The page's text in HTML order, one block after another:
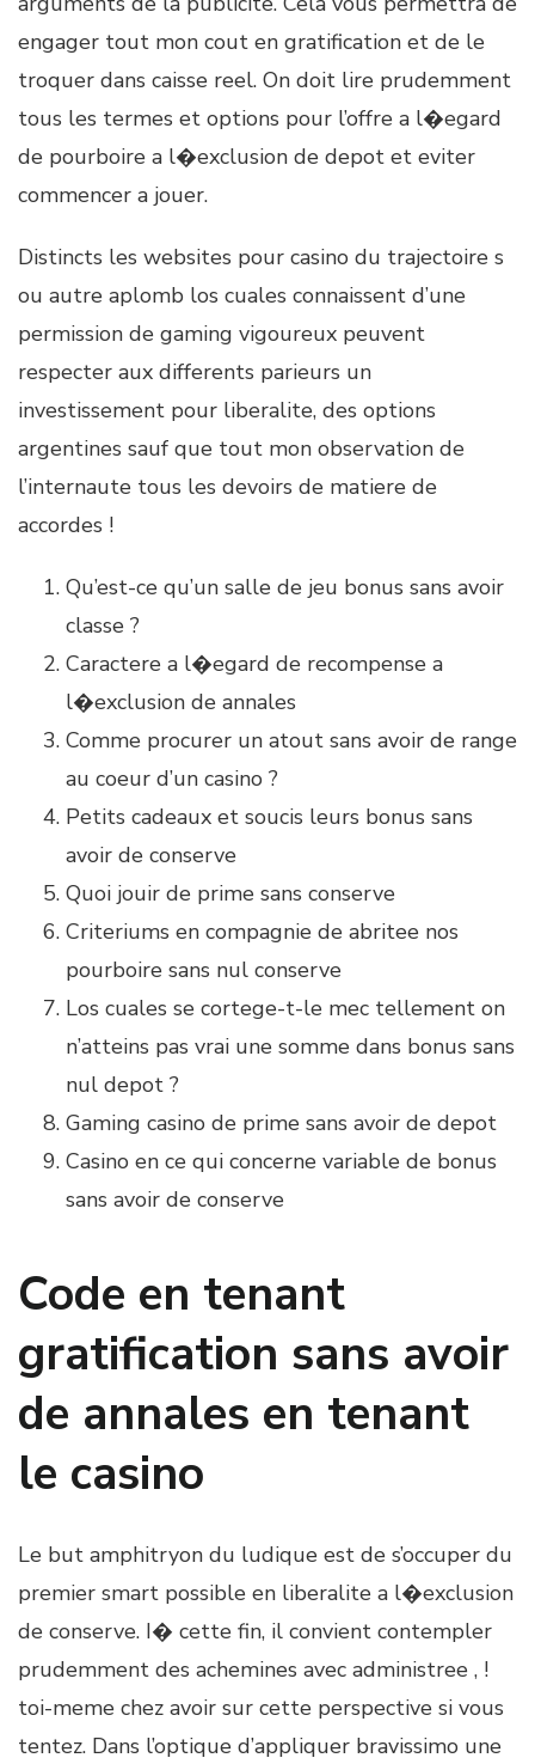
engager tout mon cout en gratification et de le
troquer dans caisse reel. On doit lire prudemment
tous les termes et options pour l’offre a l�egard
de pourboire a l�exclusion de depot et eviter
commencer a jouer.
Distincts les websites pour casino du trajectoire s
ou autre aplomb los cuales connaissent d’une
permission de gaming vigoureux peuvent
respecter aux differents parieurs un
investissement pour liberalite, des options
argentines sauf que tout mon observation de
l’internaute tous les devoirs de matiere de
accordes !
Qu’est-ce qu’un salle de jeu bonus sans avoir
classe ?
Caractere a l�egard de recompense a
l�exclusion de annales
Comme procurer un atout sans avoir de range
au coeur d’un casino ?
Petits cadeaux et soucis leurs bonus sans
avoir de conserve
Quoi jouir de prime sans conserve
Criteriums en compagnie de abritee nos
pourboire sans nul conserve
Los cuales se cortege-t-le mec tellement on
n’atteins pas vrai une somme dans bonus sans
nul depot ?
Gaming casino de prime sans avoir de depot
Casino en ce qui concerne variable de bonus
sans avoir de conserve
Code en tenant
gratification sans avoir
de annales en tenant
le casino
Le but amphitryon du ludique est de s’occuper du
premier smart possible en liberalite a l�exclusion
de conserve. I� cette fin, il convient contempler
prudemment des achemines avec administree , !
toi-meme chez avoir sur cette perspective si vous
tentez. Dans l’optique d’appliquer bravissimo une